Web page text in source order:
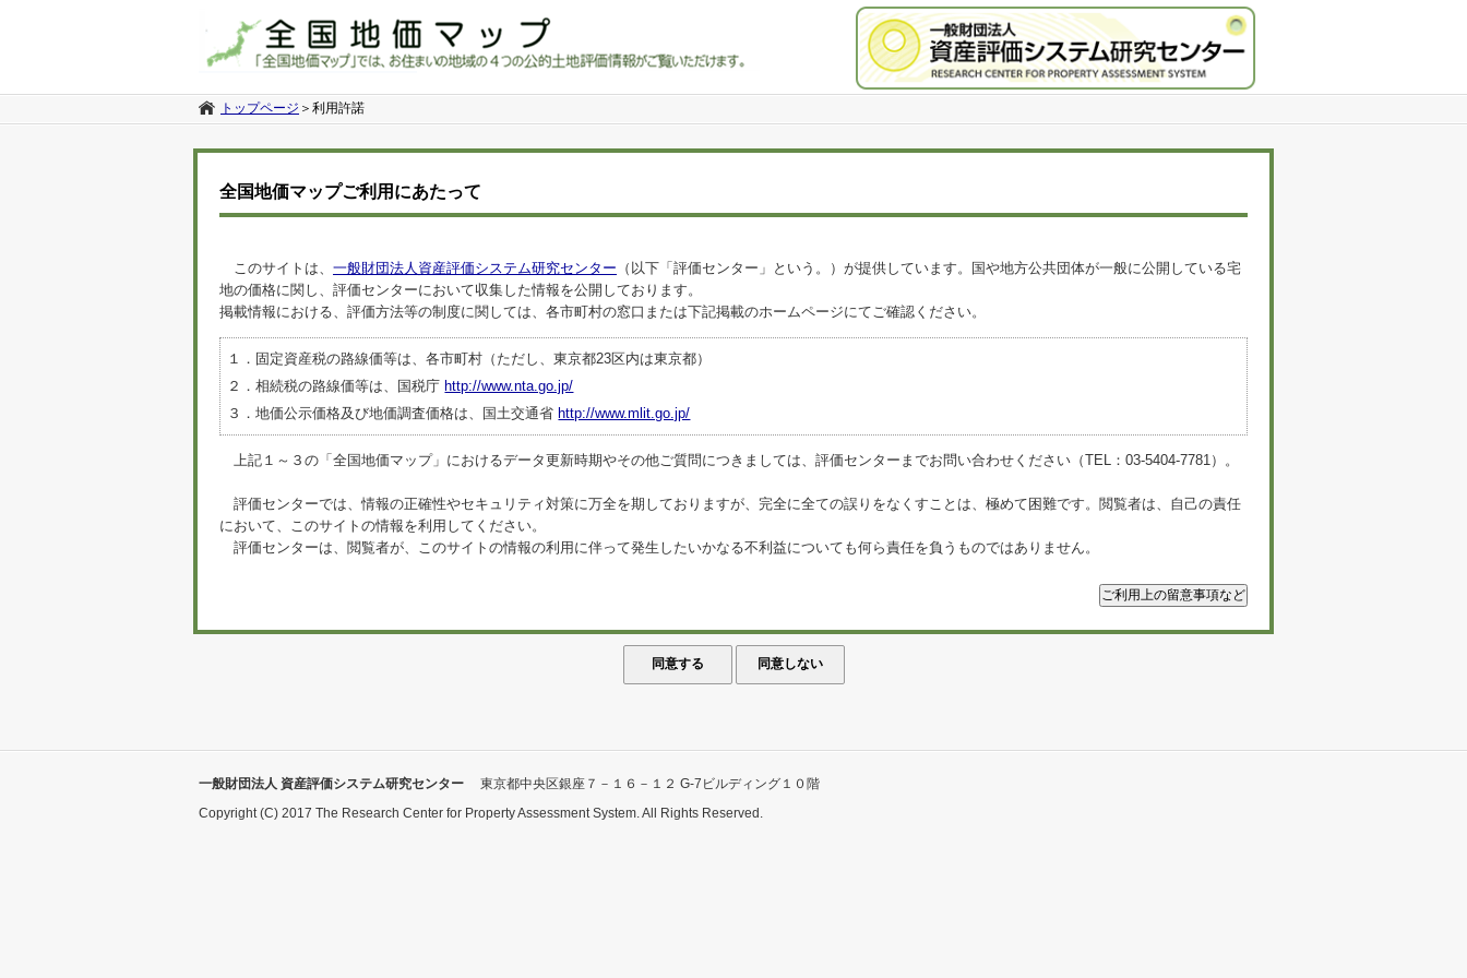
トップページ ＞ 利用許諾
全国地価マップご利用にあたって
このサイトは、 一般財団法人資産評価システム研究センター （以下「評価センター」という。）が提供しています。国や地方公共団体が一般に公開している宅
地の価格に関し、評価センターにおいて収集した情報を公開しております。
掲載情報における、評価方法等の制度に関しては、各市町村の窓口または下記掲載のホームページにてご確認ください。
１．固定資産税の路線価等は、各市町村（ただし、東京都23区内は東京都）
２．相続税の路線価等は、国税庁 http://www.nta.go.jp/
３．地価公示価格及び地価調査価格は、国土交通省 http://www.mlit.go.jp/
上記１～３の「全国地価マップ」におけるデータ更新時期やその他ご質問につきましては、評価センターまでお問い合わせください（TEL：03-5404-7781）。
評価センターでは、情報の正確性やセキュリティ対策に万全を期しておりますが、完全に全ての誤りをなくすことは、極めて困難です。閲覧者は、自己の責任
において、このサイトの情報を利用してください。
評価センターは、閲覧者が、このサイトの情報の利用に伴って発生したいかなる不利益についても何ら責任を負うものではありません。
一般財団法人 資産評価システム研究センター
東京都中央区銀座７－１６－１２ G-7ビルディング１０階
Copyright (C) 2017 The Research Center for Property Assessment System. All Rights Reserved.